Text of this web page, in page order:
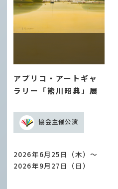
アプリコ・アートギャ
ラリー「熊川昭典」展
協会主催公演
2026年6月25日（木）～
2026年9月27日（日）